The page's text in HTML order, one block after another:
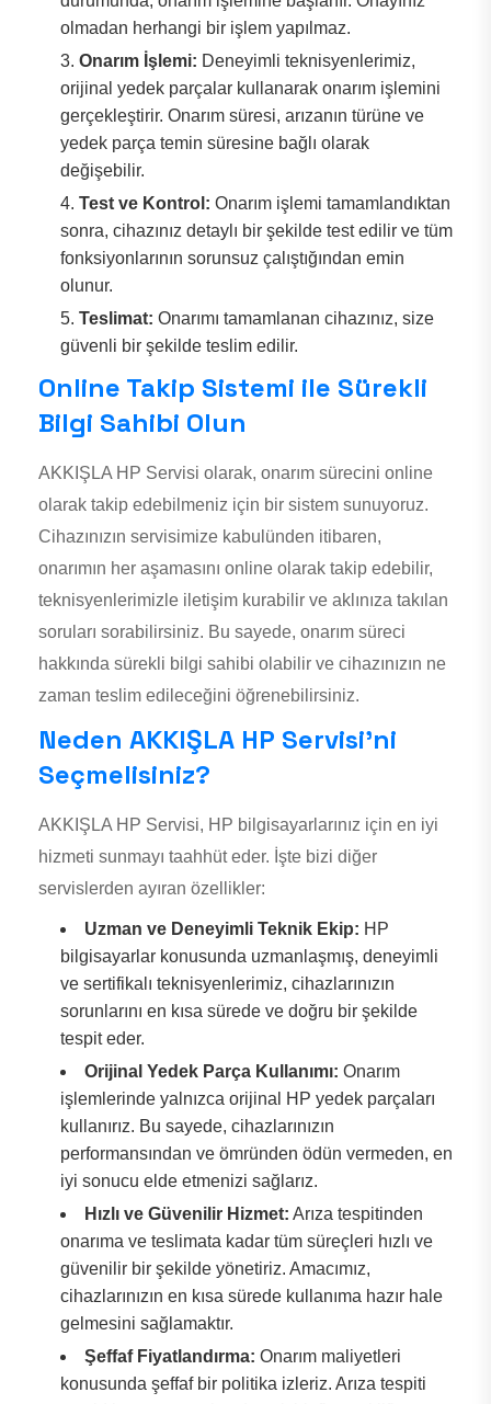
olmadan herhangi bir işlem yapılmaz.
Onarım İşlemi: Deneyimli teknisyenlerimiz,
orijinal yedek parçalar kullanarak onarım işlemini
gerçekleştirir. Onarım süresi, arızanın türüne ve
yedek parça temin süresine bağlı olarak
değişebilir.
Test ve Kontrol: Onarım işlemi tamamlandıktan
sonra, cihazınız detaylı bir şekilde test edilir ve tüm
fonksiyonlarının sorunsuz çalıştığından emin
olunur.
Teslimat: Onarımı tamamlanan cihazınız, size
güvenli bir şekilde teslim edilir.
Online Takip Sistemi ile Sürekli
Bilgi Sahibi Olun
AKKIŞLA HP Servisi olarak, onarım sürecini online
olarak takip edebilmeniz için bir sistem sunuyoruz.
Cihazınızın servisimize kabulünden itibaren,
onarımın her aşamasını online olarak takip edebilir,
teknisyenlerimizle iletişim kurabilir ve aklınıza takılan
soruları sorabilirsiniz. Bu sayede, onarım süreci
hakkında sürekli bilgi sahibi olabilir ve cihazınızın ne
zaman teslim edileceğini öğrenebilirsiniz.
Neden AKKIŞLA HP Servisi’ni
Seçmelisiniz?
AKKIŞLA HP Servisi, HP bilgisayarlarınız için en iyi
hizmeti sunmayı taahhüt eder. İşte bizi diğer
servislerden ayıran özellikler:
Uzman ve Deneyimli Teknik Ekip: HP
bilgisayarlar konusunda uzmanlaşmış, deneyimli
ve sertifikalı teknisyenlerimiz, cihazlarınızın
sorunlarını en kısa sürede ve doğru bir şekilde
tespit eder.
Orijinal Yedek Parça Kullanımı: Onarım
işlemlerinde yalnızca orijinal HP yedek parçaları
kullanırız. Bu sayede, cihazlarınızın
performansından ve ömründen ödün vermeden, en
iyi sonucu elde etmenizi sağlarız.
Hızlı ve Güvenilir Hizmet: Arıza tespitinden
onarıma ve teslimata kadar tüm süreçleri hızlı ve
güvenilir bir şekilde yönetiriz. Amacımız,
cihazlarınızın en kısa sürede kullanıma hazır hale
gelmesini sağlamaktır.
Şeffaf Fiyatlandırma: Onarım maliyetleri
konusunda şeffaf bir politika izleriz. Arıza tespiti